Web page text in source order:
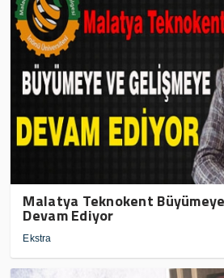
Malatya Teknokent
Devam Ediyor
Ekstra